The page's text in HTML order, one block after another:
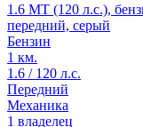
1.6 MT (120 л.с.),
передний, серый
Бензин
1 км.
1.6 / 120 л.с.
Передний
Механика
1 владелец